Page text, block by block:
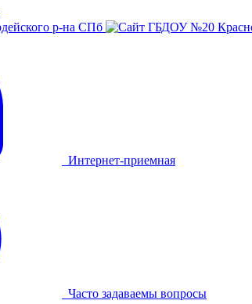
Интернет-приемная
Часто задаваемы вопросы